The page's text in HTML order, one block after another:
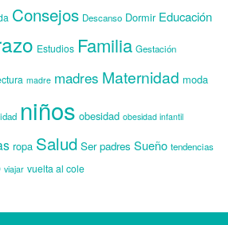
Consejos Descanso Dormir Educación
Estudios Familia Gestación
madre madres Maternidad moda
niños obesidad obesidad infantil
ropa Salud Ser padres Sueño tendencias
viajar vuelta al cole